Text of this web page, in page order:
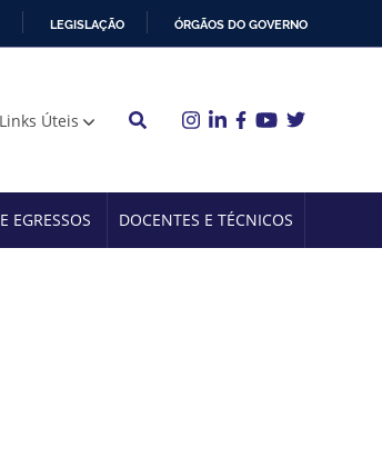
LEGISLAÇÃO ÓRGÃOS DO GOVERNO
Links Úteis
EGRESSOS DOCENTES E TÉCNICOS